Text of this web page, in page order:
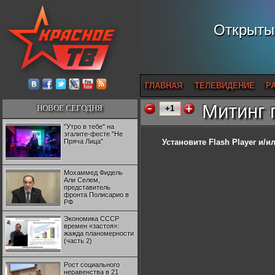
ГЛАВНАЯ ТЕЛЕВИДЕНИЕ
НОВОЕ СЕГОДНЯ
"Утро в тебе" на
эгалите-фесте "Не
Пряча Лица"
Мохаммед Фидель
Али Селем,
представитель
фронта Полисарио в
РФ
Экономика СССР
времен «застоя»:
жажда планомерности
(часть 2)
Рост социального
неравенства в 21
+1 Митинг
Установите Flash Player и/